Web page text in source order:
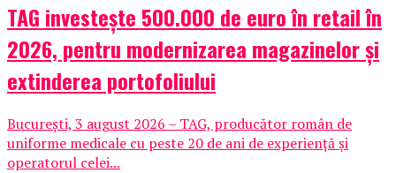
TAG investește 500.000 de euro în retail în
2026, pentru modernizarea magazinelor și
extinderea portofoliului
București, 3 august 2026 – TAG, producător român de
uniforme medicale cu peste 20 de ani de experiență și
operatorul celei...